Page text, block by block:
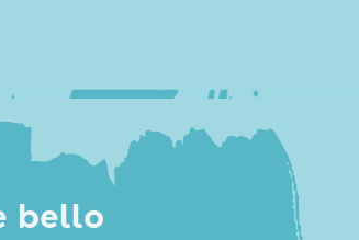
bello